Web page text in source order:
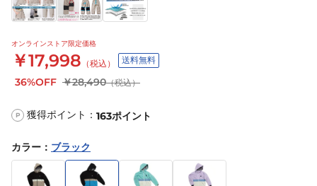
オンラインストア限定価格
￥17,998 （税込） 送料無料
36%OFF ￥28,490（税込）
P 獲得ポイント： 163ポイント
カラー ： ブラック